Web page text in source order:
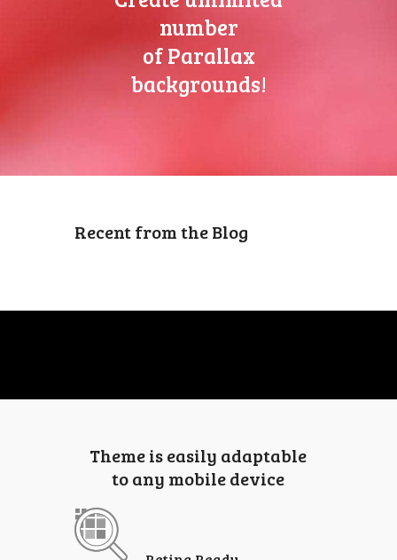
i
g
n
number
ofParallax
backgrounds!
Recent from the Blog
Theme is easily adaptable
to any mobile device